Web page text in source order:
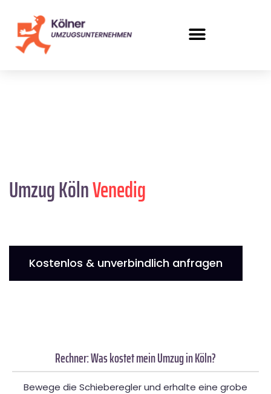
Umzug KölnVenedig
Kostenlos & unverbindlich anfragen
Rechner: Was kostet mein Umzug in Köln?
Bewege die Schieberegler und erhalte eine grobe